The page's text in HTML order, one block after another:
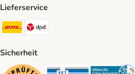
Lieferservice
DHL Shipping Method
Sicherheit
Security Security